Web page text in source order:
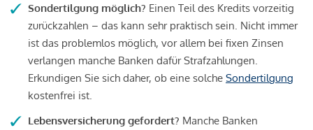
Sondertilgung möglich? Einen Teil des Kredits vorzeitig
zurückzahlen – das kann sehr praktisch sein. Nicht immer
ist das problemlos möglich, vor allem bei fixen Zinsen
verlangen manche Banken dafür Strafzahlungen.
Erkundigen Sie sich daher, ob eine solche Sondertilgung
kostenfrei ist.
Lebensversicherung gefordert? Manche Banken